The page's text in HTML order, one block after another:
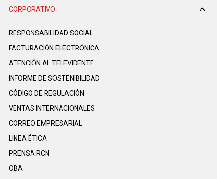
CORPORATIVO
RESPONSABILIDAD SOCIAL
FACTURACIÓN ELECTRÓNICA
ATENCIÓN AL TELEVIDENTE
INFORME DE SOSTENIBILIDAD
CÓDIGO DE REGULACIÓN
VENTAS INTERNACIONALES
CORREO EMPRESARIAL
LINEA ÉTICA
PRENSA RCN
OBA